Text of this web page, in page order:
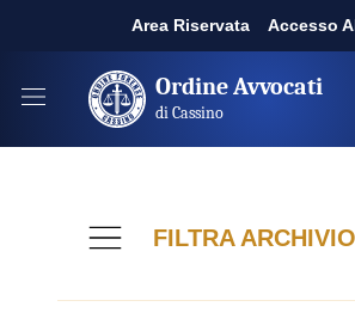
Area Riservata Accesso
Ordine Avvocati
di Cassino
FILTRA ARCHIVIO